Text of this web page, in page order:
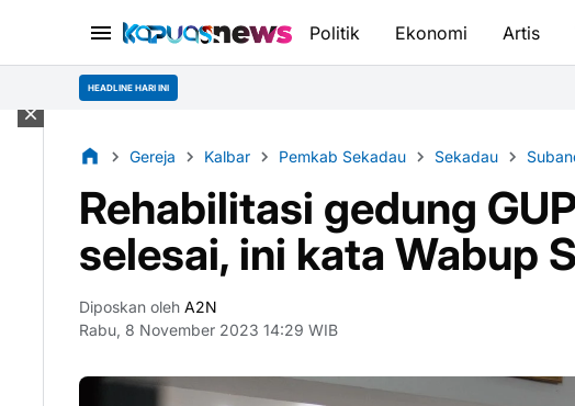
Politik Ekonomi Artis
HEADLINE HARI INI
Gereja Kalbar Pemkab Sekadau Sekadau
Rehabilitasi gedung
selesai, ini kata Wabup
Diposkan oleh A2N
Rabu, 8 November 2023 14:29 WIB